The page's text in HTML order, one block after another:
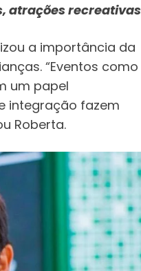
atrações recreativas
a importância da
“Eventos como
um papel
integração fazem
Roberta.